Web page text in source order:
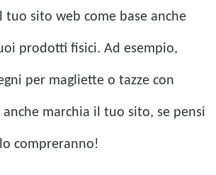
tuo sito web come base anche
prodotti fisici. Ad esempio,
per magliette o tazze con
anche marchia il tuo sito, se pensi
compreranno!